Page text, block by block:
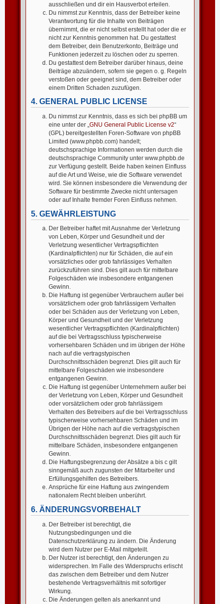
ausschließen und dir ein Hausverbot erteilen.
Du nimmst zur Kenntnis, dass der Betreiber keine
Verantwortung für die Inhalte von Beiträgen
übernimmt, die er nicht selbst erstellt hat oder die er
nicht zur Kenntnis genommen hat. Du gestattest
dem Betreiber, dein Benutzerkonto, Beiträge und
Funktionen jederzeit zu löschen oder zu sperren.
Du gestattest dem Betreiber darüber hinaus, deine
Beiträge abzuändern, sofern sie gegen o. g. Regeln
verstoßen oder geeignet sind, dem Betreiber oder
einem Dritten Schaden zuzufügen.
4. GENERAL PUBLIC LICENSE
Du nimmst zur Kenntnis, dass es sich bei phpBB um
eine unter der „GNU General Public License v2“
(GPL) bereitgestellten Foren-Software von phpBB
Limited (www.phpbb.com) handelt;
deutschsprachige Informationen werden durch die
deutschsprachige Community unter www.phpbb.de
zur Verfügung gestellt. Beide haben keinen Einfluss
auf die Art und Weise, wie die Software verwendet
wird. Sie können insbesondere die Verwendung der
Software für bestimmte Zwecke nicht untersagen
oder auf Inhalte fremder Foren Einfluss nehmen.
5. GEWÄHRLEISTUNG
Der Betreiber haftet mit Ausnahme der Verletzung
von Leben, Körper und Gesundheit und der
Verletzung wesentlicher Vertragspflichten
(Kardinalpflichten) nur für Schäden, die auf ein
vorsätzliches oder grob fahrlässiges Verhalten
zurückzuführen sind. Dies gilt auch für mittelbare
Folgeschäden wie insbesondere entgangenen
Gewinn.
Die Haftung ist gegenüber Verbrauchern außer bei
vorsätzlichem oder grob fahrlässigem Verhalten
oder bei Schäden aus der Verletzung von Leben,
Körper und Gesundheit und der Verletzung
wesentlicher Vertragspflichten (Kardinalpflichten)
auf die bei Vertragsschluss typischerweise
vorhersehbaren Schäden und im übrigen der Höhe
nach auf die vertragstypischen
Durchschnittsschäden begrenzt. Dies gilt auch für
mittelbare Folgeschäden wie insbesondere
entgangenen Gewinn.
Die Haftung ist gegenüber Unternehmern außer bei
der Verletzung von Leben, Körper und Gesundheit
oder vorsätzlichem oder grob fahrlässigem
Verhalten des Betreibers auf die bei Vertragsschluss
typischerweise vorhersehbaren Schäden und im
Übrigen der Höhe nach auf die vertragstypischen
Durchschnittsschäden begrenzt. Dies gilt auch für
mittelbare Schäden, insbesondere entgangenen
Gewinn.
Die Haftungsbegrenzung der Absätze a bis c gilt
sinngemäß auch zugunsten der Mitarbeiter und
Erfüllungsgehilfen des Betreibers.
Ansprüche für eine Haftung aus zwingendem
nationalem Recht bleiben unberührt.
6. ÄNDERUNGSVORBEHALT
Der Betreiber ist berechtigt, die
Nutzungsbedingungen und die
Datenschutzerklärung zu ändern. Die Änderung
wird dem Nutzer per E-Mail mitgeteilt.
Der Nutzer ist berechtigt, den Änderungen zu
widersprechen. Im Falle des Widerspruchs erlischt
das zwischen dem Betreiber und dem Nutzer
bestehende Vertragsverhältnis mit sofortiger
Wirkung.
Die Änderungen gelten als anerkannt und